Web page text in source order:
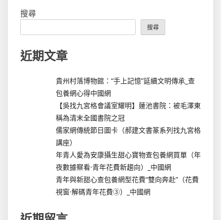
搜尋
搜尋
近期文章
貴州村落博物館：“手上記憶”延續文明傳承_查
包養網心得中國網
【吳找九宮格會議室耀明】蓮池書院：被毛澤東
稱為清末全國書院之冠
儒家網傳統節日圖卡（郝建文書篆系列找九宮格
講座）
年青人愛為安康攝生甜心寶物查包養網買單（年
夜數據察看·青年花費新趨向）_中國網
青年與新甜心查包養網型花費“雙向奔赴”（花費
視窗·解碼青年花費③）_中國網